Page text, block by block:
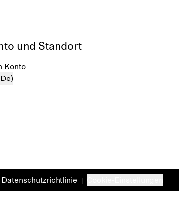
und Standort
Konto
Datenschutzrichtlinie